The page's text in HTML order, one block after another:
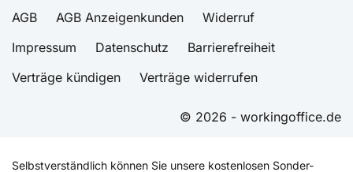
AGB AGB Anzeigenkunden
Widerruf
Impressum
Datenschutz
Barrierefreiheit
Verträge kündigen
Verträge widerrufen
© 2026 - workingoffice.de
Selbstverständlich können Sie unsere kostenlosen Sonder-